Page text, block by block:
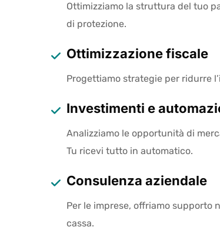
Ottimizziamo la struttura del tuo
di protezione.
Ottimizzazione fiscale
Progettiamo strategie per ridurre
Investimenti e
Analizziamo le opportunità di
Tu ricevi tutto in automatico.
Consulenza aziendale
Per le imprese, offriamo supporto
cassa.